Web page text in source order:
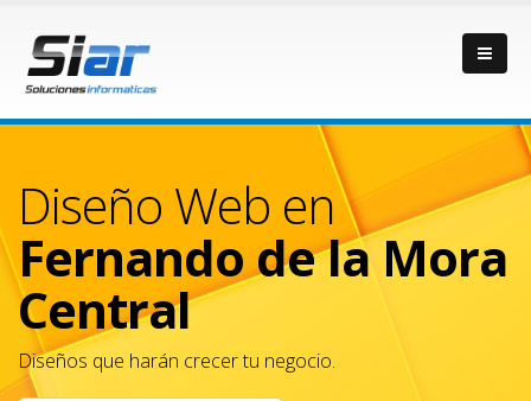
Diseño Web en
Fernando de la Mora
Central
Diseños que harán crecer tu negocio.